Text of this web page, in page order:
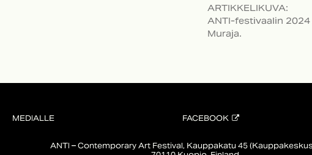
ARTIKKELIKUVA:
ANTI-festivaalin
Muraja.
MEDIALLE FACEBOOK
ANTI – Contemporary Art Festival, Kauppakatu 45